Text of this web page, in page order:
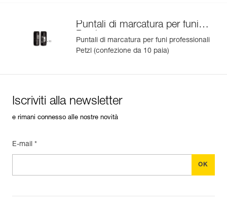
Puntali di marcatura per funi
Petzl
Puntali di marcatura per funi professionali
Petzl (confezione da 10 paia)
Iscriviti alla newsletter
e rimani connesso alle nostre novità
E-mail *